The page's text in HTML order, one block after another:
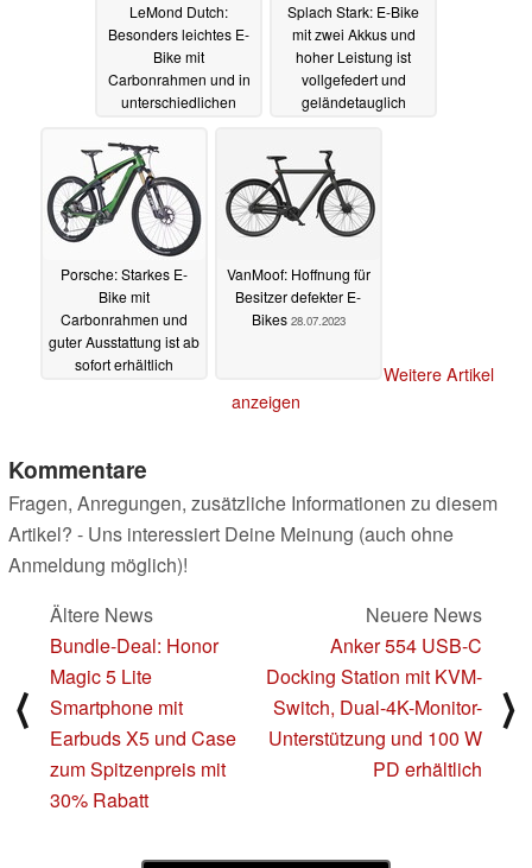
LeMond Dutch:
Besonders leichtes E-
Bike mit
Carbonrahmen und in
unterschiedlichen
Splach Stark: E-Bike
mit zwei Akkus und
hoher Leistung ist
vollgefedert und
geländetauglich
Porsche: Starkes E-
Bike mit
Carbonrahmen und
guter Ausstattung ist ab
sofort erhältlich
VanMoof: Hoffnung für
Besitzer defekter E-
Bikes 28.07.2023
Weitere Artikel
anzeigen
Kommentare
Fragen, Anregungen, zusätzliche Informationen zu diesem
Artikel? - Uns interessiert Deine Meinung (auch ohne
Anmeldung möglich)!
⟨
Ältere News
Bundle-Deal: Honor
Magic 5 Lite
Smartphone mit
Earbuds X5 und Case
zum Spitzenpreis mit
30% Rabatt
Neuere News
Anker 554 USB-C
Docking Station mit KVM-
Switch, Dual-4K-Monitor-
Unterstützung und 100 W
PD erhältlich
⟩